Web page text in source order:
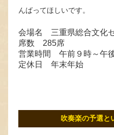
んばってほしいです。
会場名 三重県総合文化
席数 285席
営業時間 午前９時～午
定休日 年末年始
吹奏楽の予選と